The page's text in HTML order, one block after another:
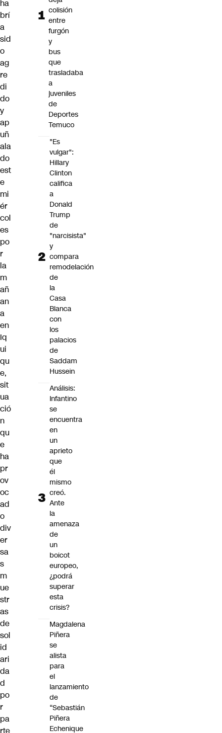
ha
brí
a
sid
o
ag
re
di
do
y
ap
uñ
ala
do
est
e
mi
ér
col
es
po
r
la
m
añ
an
a
en
Iq
ui
qu
e,
sit
ua
ció
n
qu
e
ha
pr
ov
oc
ad
o
div
er
sa
s
m
ue
str
as
de
sol
id
ari
da
d
po
r
pa
rte
colisión
entre
furgón
y
bus
que
trasladaba
a
juveniles
de
Deportes
Temuco
"Es
vulgar":
Hillary
Clinton
califica
a
Donald
Trump
de
"narcisista"
y
compara
remodelación
de
la
Casa
Blanca
con
los
palacios
de
Saddam
Hussein
Análisis:
Infantino
se
encuentra
en
un
aprieto
que
él
mismo
creó.
Ante
la
amenaza
de
un
boicot
europeo,
¿podrá
superar
esta
crisis?
Magdalena
Piñera
se
alista
para
el
lanzamiento
de
“Sebastián
Piñera
Echenique